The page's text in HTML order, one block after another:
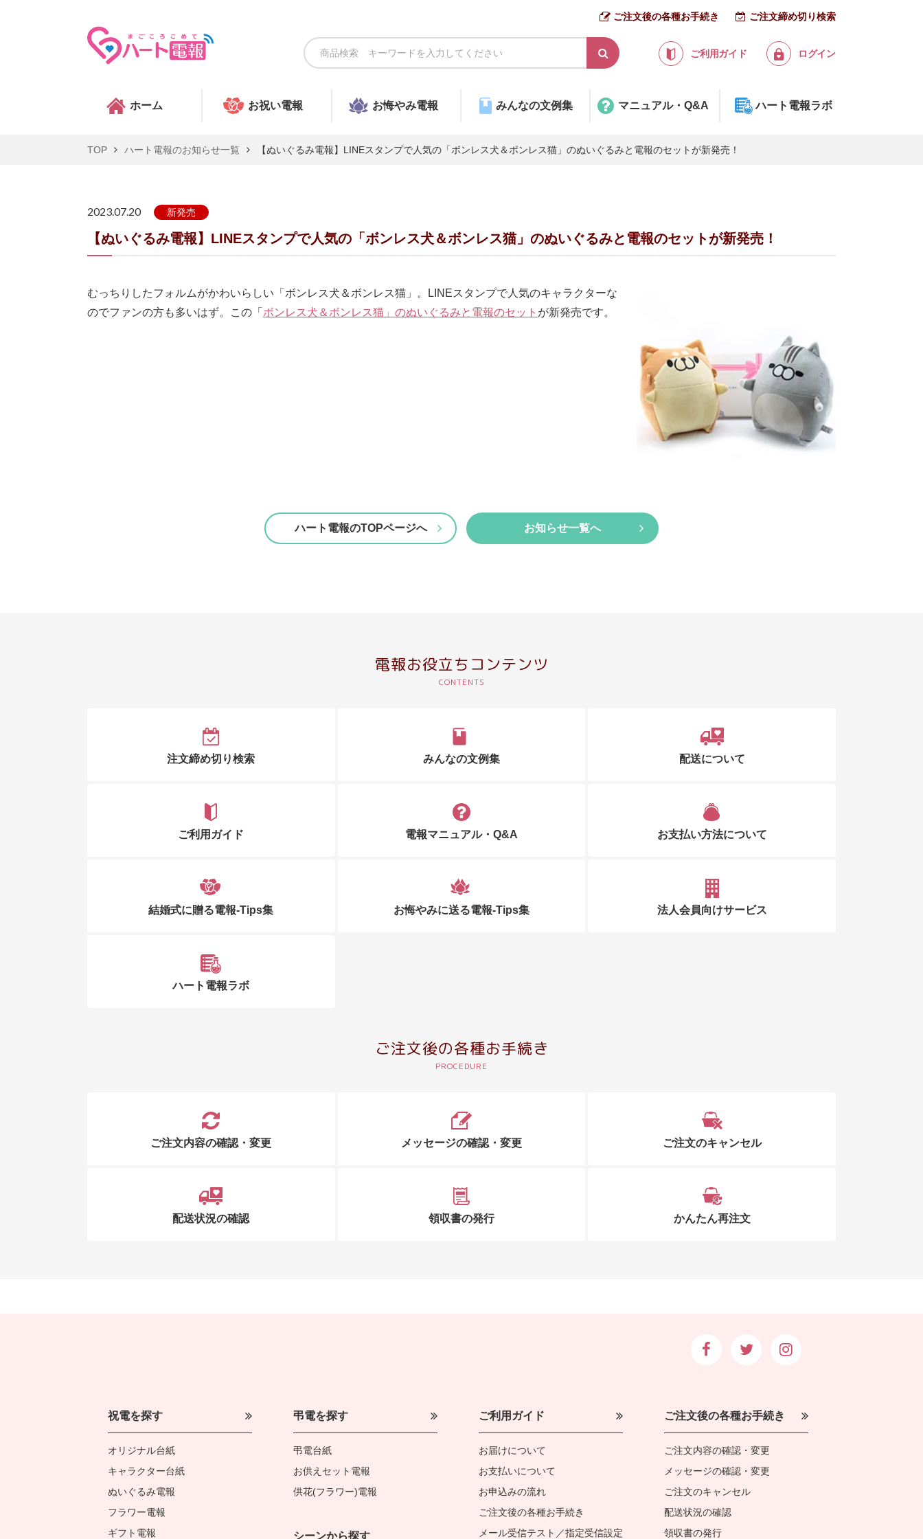
ご注文後の各種お手続き ご注文締め切り検索
ご利用ガイド ログイン
ホーム お祝い電報 お悔やみ電報 みんなの文例集 マニュアル・Q&A ハート電報ラボ
TOP ハート電報のお知らせ一覧 【ぬいぐるみ電報】LINEスタンプで人気の「ボンレス犬＆ボンレス猫」のぬいぐるみと電報のセットが新発売！
2023.07.20 新発売
【ぬいぐるみ電報】LINEスタンプで人気の「ボンレス犬＆ボンレス猫」のぬいぐるみと電報のセットが新発売！
むっちりしたフォルムがかわいらしい「ボンレス犬＆ボンレス猫」。LINEスタンプで人気のキャラクターな
のでファンの方も多いはず。この「 ボンレス犬＆ボンレス猫」のぬいぐるみと電報のセット が新発売です。
お知らせ一覧へ
ハート電報のTOPページへ
電報お役立ちコンテンツ
注文締め切り検索 みんなの文例集 配送について
ご利用ガイド 電報マニュアル・Q&A お支払い方法について
結婚式に贈る電報-Tips集 お悔やみに送る電報-Tips集 法人会員向けサービス
ハート電報ラボ
ご注文後の各種お手続き
ご注文内容の確認・変更 メッセージの確認・変更 ご注文のキャンセル
配送状況の確認 領収書の発行 かんたん再注文
祝電を探す
オリジナル台紙
キャラクター台紙
ぬいぐるみ電報
フラワー電報
ギフト電報
弔電を探す
弔電台紙
お供えセット電報
供花(フラワー)電報
シーンから探す
ご利用ガイド
お届けについて
お支払いについて
お申込みの流れ
ご注文後の各種お手続き
メール受信テスト／指定受信設定
ご注文後の各種お手続き
ご注文内容の確認・変更
メッセージの確認・変更
ご注文のキャンセル
配送状況の確認
領収書の発行